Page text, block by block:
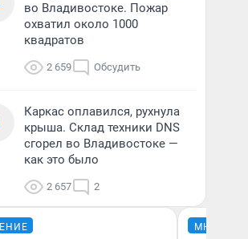
во Владивостоке. Пожар
охватил около 1000
квадратов
2 659 Обсудить
Каркас оплавился, рухнула
крыша. Склад техники DNS
сгорел во Владивостоке —
как это было
2 657 2
МНЕНИЕ